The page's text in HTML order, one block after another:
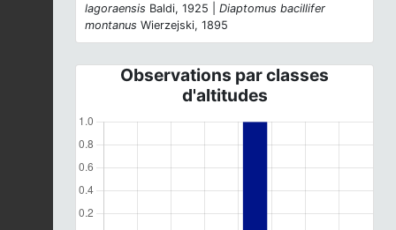
lagoraensis Baldi, 1925 | Diaptomus bacillifer
montanus Wierzejski, 1895
Observations par classes
d'altitudes